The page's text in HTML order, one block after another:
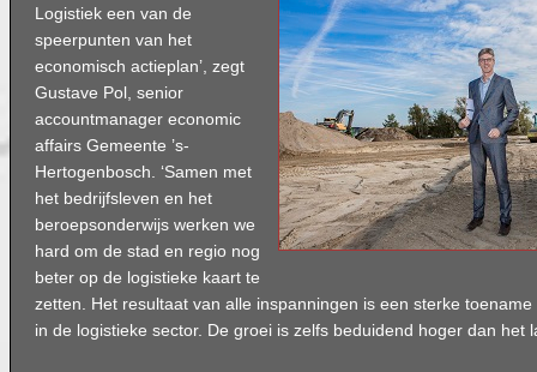
Logistiek een van de
speerpunten van het
economisch actieplan’, zegt
Gustave Pol, senior
accountmanager economic
affairs Gemeente ’s-
Hertogenbosch. ‘Samen met
het bedrijfsleven en het
beroepsonderwijs werken we
hard om de stad en regio nog
beter op de logistieke kaart te
zetten. Het resultaat van alle inspanningen is een sterke
in de logistieke sector. De groei is zelfs beduidend hoger dan het